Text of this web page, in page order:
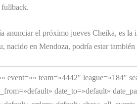
anunciar el próximo jueves Cheika, es
nacido en Mendoza, podría estar
event=»» team=»4442″ league=»184″
date_to=»default»